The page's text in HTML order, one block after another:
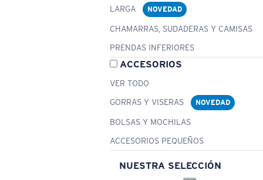
LARGA
NOVEDAD
CHAMARRAS, SUDADERAS Y CAMISAS
PRENDAS INFERIORES
ACCESORIOS
VER TODO
GORRAS Y VISERAS
NOVEDAD
BOLSAS Y MOCHILAS
ACCESORIOS PEQUEÑOS
NUESTRA SELECCIÓN